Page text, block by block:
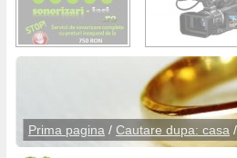
Prima pagina / Cautare dupa: casa